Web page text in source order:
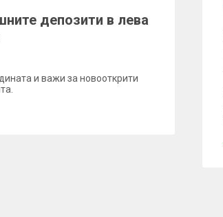
депозити в лева
и важи за новооткрити